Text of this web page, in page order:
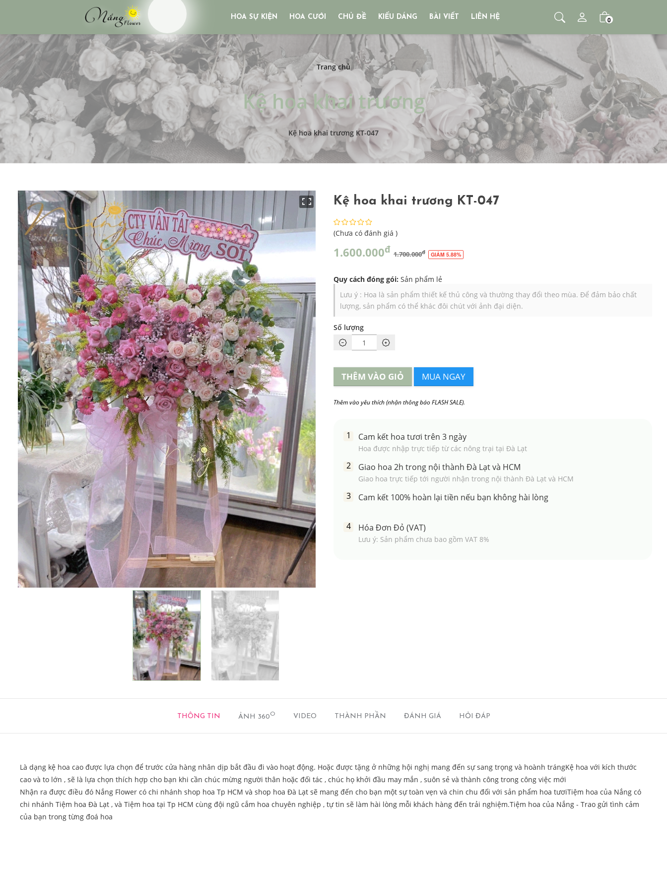
HOA SỰ KIỆN HOA CƯỚI CHỦ ĐỀ KIỂU DÁNG BÀI VIẾT LIÊN HỆ 0
Trang chủ
Kệ hoa khai trương
Kệ hoa khai trương KT-047
Kệ hoa khai trương KT-047
(Chưa có đánh giá )
1.600.000đ 1.700.000đ GIẢM 5.88%
Quy cách đóng gói: Sản phẩm lẻ
Lưu ý : Hoa là sản phẩm thiết kế thủ công và thường thay đổi theo mùa. Để đảm bảo chất
lượng, sản phẩm có thể khác đôi chút với ảnh đại diện.
Số lượng
THÊM VÀO GIỎ MUA NGAY
Thêm vào yêu thích (nhận thông báo FLASH SALE).
Cam kết hoa tươi trên 3 ngày
Hoa được nhập trực tiếp từ các nông trại tại Đà Lạt
Giao hoa 2h trong nội thành Đà Lạt và HCM
Giao hoa trực tiếp tới người nhận trong nội thành Đà Lạt và HCM
Cam kết 100% hoàn lại tiền nếu bạn không hài lòng
Hóa Đơn Đỏ (VAT)
Lưu ý: Sản phẩm chưa bao gồm VAT 8%
THÔNG TIN ẢNH 360O VIDEO THÀNH PHẦN ĐÁNH GIÁ HỎI ĐÁP
Là dạng kệ hoa cao được lựa chọn để trước cửa hàng nhân dịp bắt đầu đi vào hoạt động. Hoặc được tặng ở những hội nghị mang đến sự sang trọng và hoành trángKệ hoa với kích thước
cao và to lớn , sẽ là lựa chọn thích hợp cho bạn khi cần chúc mừng người thân hoặc đối tác , chúc họ khởi đầu may mắn , suôn sẻ và thành công trong công việc mới
Nhận ra được điều đó Nắng Flower có chi nhánh shop hoa Tp HCM và shop hoa Đà Lạt sẽ mang đến cho bạn một sự toàn vẹn và chin chu đối với sản phẩm hoa tươiTiệm hoa của Nắng có
chi nhánh Tiệm hoa Đà Lạt , và Tiệm hoa tại Tp HCM cùng đội ngũ cắm hoa chuyên nghiệp , tự tin sẽ làm hài lòng mỗi khách hàng đến trải nghiệm.Tiệm hoa của Nắng - Trao gửi tình cảm
của bạn trong từng đoá hoa